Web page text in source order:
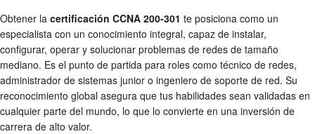
Obtener la certificación CCNA 200-301 te posiciona como un
especialista con un conocimiento integral, capaz de instalar,
configurar, operar y solucionar problemas de redes de tamaño
mediano. Es el punto de partida para roles como técnico de redes,
administrador de sistemas junior o ingeniero de soporte de red. Su
reconocimiento global asegura que tus habilidades sean validadas en
cualquier parte del mundo, lo que lo convierte en una inversión de
carrera de alto valor.